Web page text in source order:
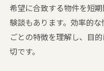
希望に合致する物件を短
験談もあります。効率的
ごとの特徴を理解し、目
切です。